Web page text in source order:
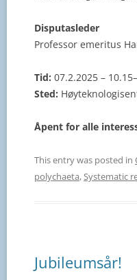
Disputasleder
Professor emeritus
Tid: 07.2.2025 –
Sted:
Åpent for alle
This entry was posted in
polychaeta,Systematic
Jubileumsår!